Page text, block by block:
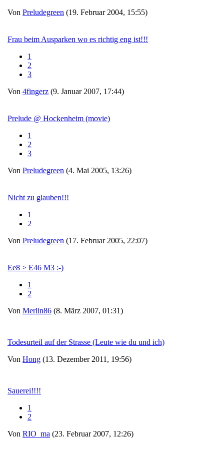
Von Preludegreen (19. Februar 2004, 15:55)
Frau beim Ausparken wo es richtig eng ist!!!
1
2
3
Von 4fingerz (9. Januar 2007, 17:44)
Prelude @ Hockenheim (movie)
1
2
3
Von Preludegreen (4. Mai 2005, 13:26)
Nicht zu glauben!!!
1
2
Von Preludegreen (17. Februar 2005, 22:07)
Ee8 > E46 M3 :-)
1
2
Von Merlin86 (8. März 2007, 01:31)
Todesurteil auf der Strasse (Leute wie du und ich)
Von Hong (13. Dezember 2011, 19:56)
Sauerei!!!!
1
2
Von RIO_ma (23. Februar 2007, 12:26)